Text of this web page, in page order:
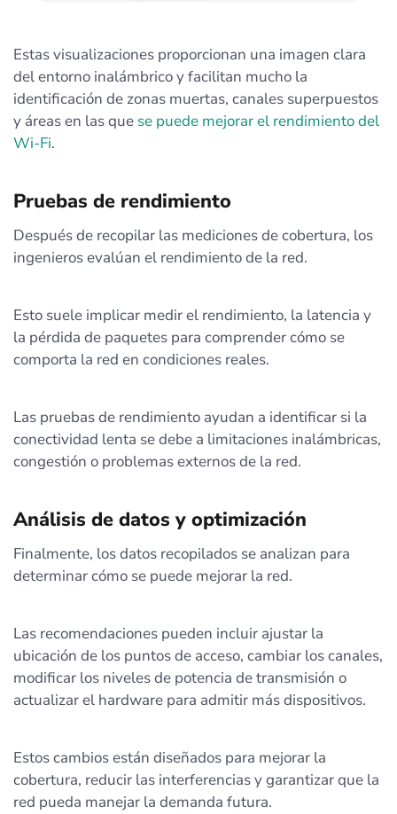
Estas visualizaciones proporcionan una imagen clara
del entorno inalámbrico y facilitan mucho la
identificación de zonas muertas, canales superpuestos
y áreas en las que se puede mejorar el rendimiento del
Wi‑Fi.
Pruebas de rendimiento
Después de recopilar las mediciones de cobertura, los
ingenieros evalúan el rendimiento de la red.
Esto suele implicar medir el rendimiento, la latencia y
la pérdida de paquetes para comprender cómo se
comporta la red en condiciones reales.
Las pruebas de rendimiento ayudan a identificar si la
conectividad lenta se debe a limitaciones inalámbricas,
congestión o problemas externos de la red.
Análisis de datos y optimización
Finalmente, los datos recopilados se analizan para
determinar cómo se puede mejorar la red.
Las recomendaciones pueden incluir ajustar la
ubicación de los puntos de acceso, cambiar los canales,
modificar los niveles de potencia de transmisión o
actualizar el hardware para admitir más dispositivos.
Estos cambios están diseñados para mejorar la
cobertura, reducir las interferencias y garantizar que la
red pueda manejar la demanda futura.